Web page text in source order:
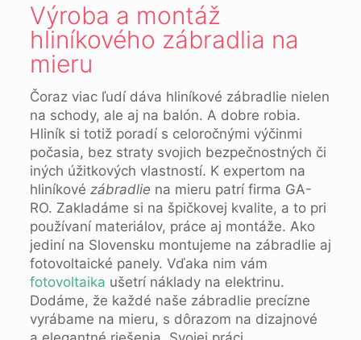
Výroba a montáž
hliníkového zábradlia na
mieru
Čoraz viac ľudí dáva hliníkové zábradlie nielen
na schody, ale aj na balón. A dobre robia.
Hliník si totiž poradí s celoročnými výčinmi
počasia, bez straty svojich bezpečnostných či
iných úžitkových vlastností. K expertom na
hliníkové zábradlie na mieru patrí firma GA-
RO. Zakladáme si na špičkovej kvalite, a to pri
používaní materiálov, práce aj montáže. Ako
jediní na Slovensku montujeme na zábradlie aj
fotovoltaické panely. Vďaka nim vám
fotovoltaika ušetrí náklady na elektrinu.
Dodáme, že každé naše zábradlie precízne
vyrábame na mieru, s dôrazom na dizajnové